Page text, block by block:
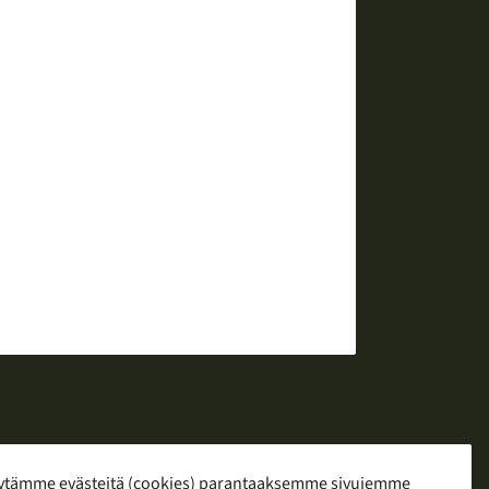
evästeitä (cookies) parantaaksemme sivujemme